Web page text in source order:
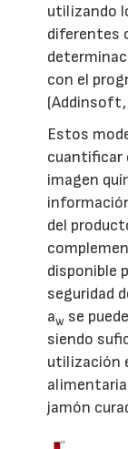
utilizando
diferentes
con el
(Addinsoft,
Estos
cuantificar
imagen
del
disponible
seguridad
aw se
siendo
utilización
jamón